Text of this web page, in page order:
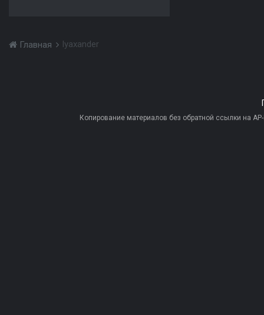
Главная lyaxander
Копирование материалов без обратной ссылки на